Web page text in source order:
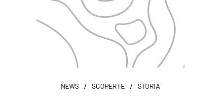
NEWS / SCOPERTE / STORIA